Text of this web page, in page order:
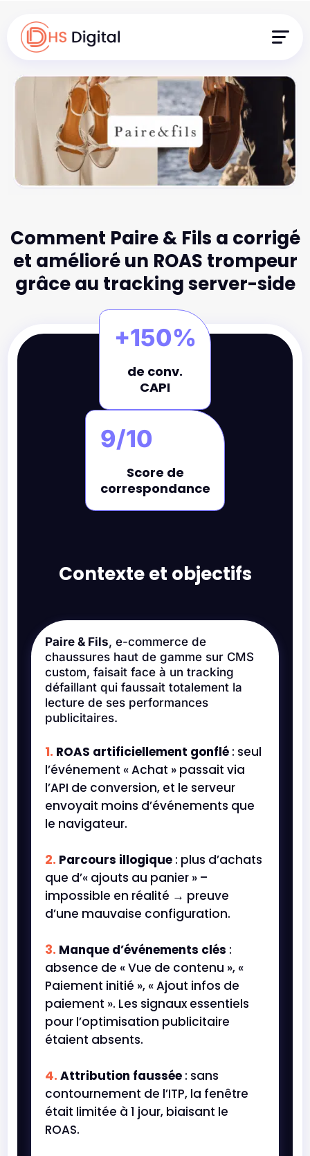
Comment Paire & Fils a corrigé
et amélioré un ROAS trompeur
grâce au tracking server-side
+150%
de conv.
CAPI
9/10
Score de
correspondance
Contexte et objectifs
Paire & Fils, e-commerce de
chaussures haut de gamme sur CMS
custom, faisait face à un tracking
défaillant qui faussait totalement la
lecture de ses performances
publicitaires.
ROAS artificiellement gonflé: seul
l’événement « Achat » passait via
l’API de conversion, et le serveur
envoyait moins d’événements que
le navigateur.
Parcours illogique: plus d’achats
que d’« ajouts au panier » –
impossible en réalité → preuve
d’une mauvaise configuration.
Manque d’événements clés :
absence de « Vue de contenu », «
Paiement initié », « Ajout infos de
paiement ». Les signaux essentiels
pour l’optimisation publicitaire
étaient absents.
Attribution faussée: sans
contournement de l’ITP, la fenêtre
était limitée à 1 jour, biaisant le
ROAS.